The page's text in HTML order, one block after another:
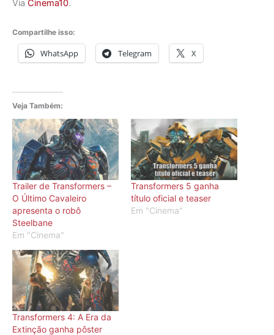
Via Cinema10.
Compartilhe isso:
WhatsApp Telegram X
Veja Também:
Trailer de Transformers –
O Último Cavaleiro
apresenta o robô
Steelbane
Em "Cinema"
Transformers 5 ganha
título oficial e teaser
Em "Cinema"
Transformers 4: A Era da
Extinção ganha pôster